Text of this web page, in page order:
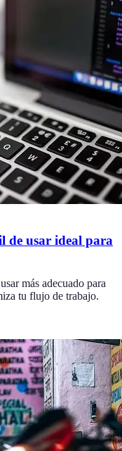
de usar ideal para
más adecuado para
tu flujo de trabajo.